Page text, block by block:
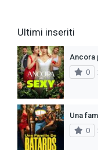
Ultimi inseriti
Ancora
0
Una
0